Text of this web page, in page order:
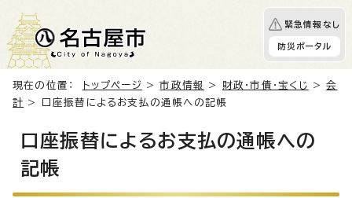
緊急情報なし
防災ポータル
現在の位置： トップページ >市政情報 > 財政・市債・宝くじ >会
計 > 口座振替によるお支払の通帳への記帳
口座振替によるお支払の通帳への
記帳